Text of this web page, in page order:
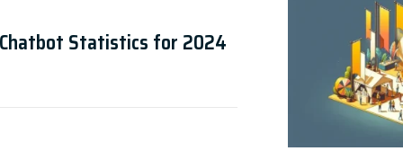
Statistics for 2024